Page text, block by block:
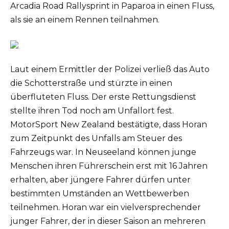
Arcadia Road Rallysprint in Paparoa in einen Fluss,
als sie an einem Rennen teilnahmen.
Laut einem Ermittler der Polizei verließ das Auto
die Schotterstraße und stürzte in einen
überfluteten Fluss. Der erste Rettungsdienst
stellte ihren Tod noch am Unfallort fest.
MotorSport New Zealand bestätigte, dass Horan
zum Zeitpunkt des Unfalls am Steuer des
Fahrzeugs war. In Neuseeland können junge
Menschen ihren Führerschein erst mit 16 Jahren
erhalten, aber jüngere Fahrer dürfen unter
bestimmten Umständen an Wettbewerben
teilnehmen. Horan war ein vielversprechender
junger Fahrer, der in dieser Saison an mehreren